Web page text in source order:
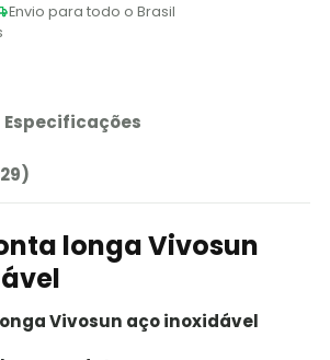
Envio para todo o Brasil
Especificações
longa Vivosun
Vivosun aço inoxidável